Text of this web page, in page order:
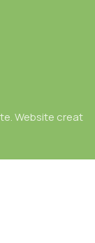
Website creat